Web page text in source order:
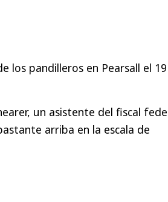
los pandilleros en Pearsall el
un asistente del fiscal
arriba en la escala de